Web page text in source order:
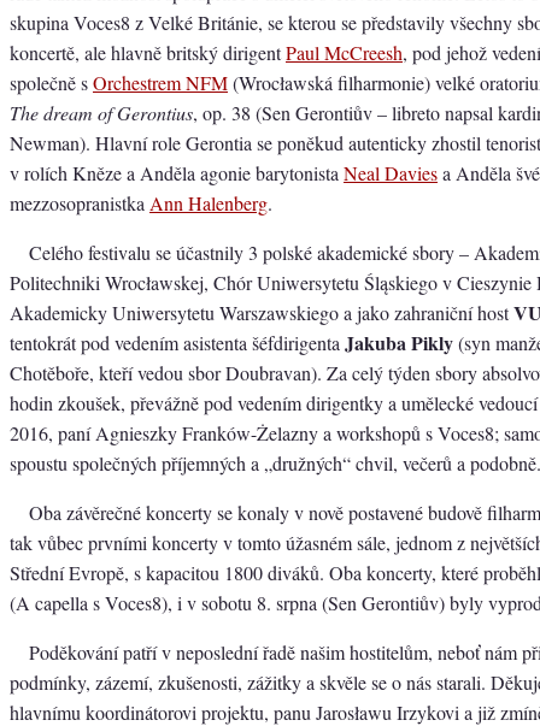
skupina Voces8 z Velké Británie, se kterou se představily všechny
koncertě, ale hlavně britský dirigentPaul McCreesh, pod jehož
společně sOrchestrem NFM(Wrocławská filharmonie) velké
The dream of Gerontius, op. 38 (Sen Gerontiův – libreto napsal
Newman). Hlavní role Gerontia se poněkud autenticky zhostil
v rolích Kněze a Anděla agonie barytonista Neal Daviesa Anděla
mezzosopranistka Ann Halenberg.
Celého festivalu se účastnily 3 polské akademické sbory –
Politechniki Wrocławskej, Chór Uniwersytetu Śląskiego v Cieszynie
Akademicky Uniwersytetu Warszawskiego a jako zahraniční host
tentokrát pod vedením asistenta šéfdirigenta Jakuba Pikly(syn
Chotěboře, kteří vedou sbor Doubravan). Za celý týden sbory
hodin zkoušek, převážně pod vedením dirigentky a umělecké
2016, paní Agnieszky Franków-Żelazny a workshopů s Voces8;
spoustu společných příjemných a „družných“ chvil, večerů a podobně.
Oba závěrečné koncerty se konaly v nově postavené budově
tak vůbec prvními koncerty v tomto úžasném sále, jednom z
Střední Evropě, s kapacitou 1800 diváků. Oba koncerty, které
(A capella s Voces8), i v sobotu 8. srpna (Sen Gerontiův) byly
Poděkování patří v neposlední řadě našim hostitelům, neboť nám
podmínky, zázemí, zkušenosti, zážitky a skvěle se o nás starali.
hlavnímu koordinátorovi projektu, panu Jarosławu Irzykovi a již